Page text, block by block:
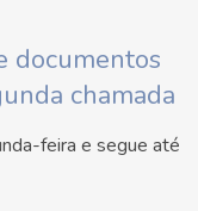
documentos
chamada
feira e segue até